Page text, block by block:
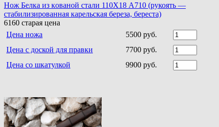
Нoж Белка из кoванoй стали 110Х18 A710 (рукоять —
стабилизированная карельская береза, береста)
6160 старая цена
Цена ножа
5500 руб.
Цена с доской для правки
7700 руб.
Цена со шкатулкой
9900 руб.